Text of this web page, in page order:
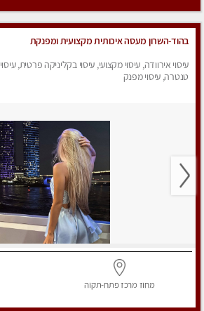
בהוד-השרון מעסה איכותית מקצועית ומפנקת
עיסוי אירוודה, עיסוי מקצועי, עיסוי בקליניקה פרטית, עיסוי
טנטרה, עיסוי מפנק
מחוז מרכזפתח-תקוה